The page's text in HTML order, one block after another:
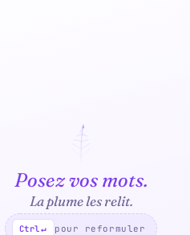
Posez vos mots.
La plume les relit.
Ctrl↵ pour reformuler